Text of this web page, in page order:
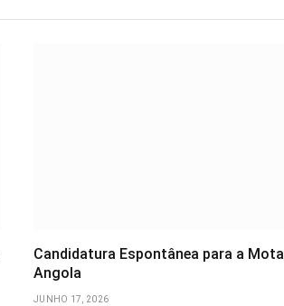
Candidatura Espontânea para a
Angola
JUNHO 17, 2026